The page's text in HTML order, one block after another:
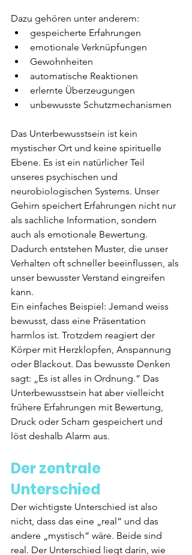
Dazu gehören unter anderem:
gespeicherte Erfahrungen
emotionale Verknüpfungen
Gewohnheiten
automatische Reaktionen
erlernte Überzeugungen
unbewusste Schutzmechanismen
Das Unterbewusstsein ist kein
mystischer Ort und keine spirituelle
Ebene. Es ist ein natürlicher Teil
unseres psychischen und
neurobiologischen Systems. Unser
Gehirn speichert Erfahrungen nicht nur
als sachliche Information, sondern
auch als emotionale Bewertung.
Dadurch entstehen Muster, die unser
Verhalten oft schneller beeinflussen, als
unser bewusster Verstand eingreifen
kann.
Ein einfaches Beispiel: Jemand weiss
bewusst, dass eine Präsentation
harmlos ist. Trotzdem reagiert der
Körper mit Herzklopfen, Anspannung
oder Blackout. Das bewusste Denken
sagt: „Es ist alles in Ordnung.“ Das
Unterbewusstsein hat aber vielleicht
frühere Erfahrungen mit Bewertung,
Druck oder Scham gespeichert und
löst deshalb Alarm aus.
Der zentrale
Unterschied
Der wichtigste Unterschied ist also
nicht, dass das eine „real“ und das
andere „mystisch“ wäre. Beide sind
real. Der Unterschied liegt darin, wie